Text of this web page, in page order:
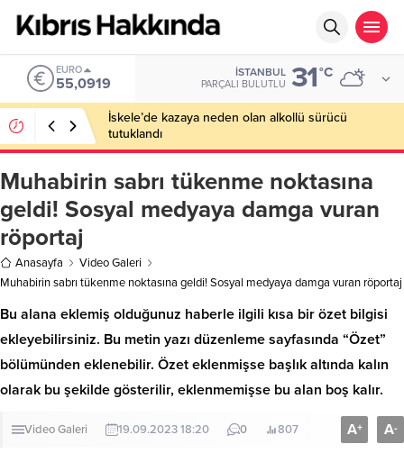
EURO
55,0919
İSTANBUL
PARÇALI BULUTLU 31°C
İskele’de kazaya neden olan alkollü sürücü
tutuklandı
Muhabirin sabrı tükenme noktasına
geldi! Sosyal medyaya damga vuran
röportaj
Anasayfa
Video Galeri
Muhabirin sabrı tükenme noktasına geldi! Sosyal medyaya damga vuran röportaj
Bu alana eklemiş olduğunuz haberle ilgili kısa bir özet bilgisi
ekleyebilirsiniz. Bu metin yazı düzenleme sayfasında “Özet”
bölümünden eklenebilir. Özet eklenmişse başlık altında kalın
olarak bu şekilde gösterilir, eklenmemişse bu alan boş kalır.
Video Galeri 19.09.2023 18:20 0 807 A+ A-